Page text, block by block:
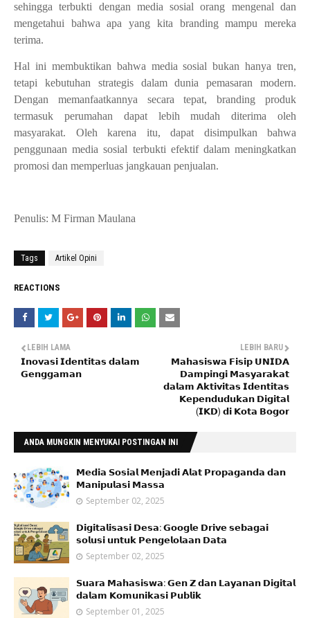
sehingga terbukti dengan media sosial orang mengenal dan
mengetahui bahwa apa yang kita branding mampu mereka
terima.
Hal ini membuktikan bahwa media sosial bukan hanya tren,
tetapi kebutuhan strategis dalam dunia pemasaran modern.
Dengan memanfaatkannya secara tepat, branding produk
termasuk perumahan dapat lebih mudah diterima oleh
masyarakat. Oleh karena itu, dapat disimpulkan bahwa
penggunaan media sosial terbukti efektif dalam meningkatkan
promosi dan memperluas jangkauan penjualan.
Penulis: M Firman Maulana
Tags Artikel Opini
REACTIONS
LEBIH BARU
𝗠𝗮𝗵𝗮𝘀𝗶𝘀𝘄𝗮 𝗙𝗶𝘀𝗶𝗽 𝗨𝗡𝗜𝗗𝗔
𝗗𝗮𝗺𝗽𝗶𝗻𝗴𝗶 𝗠𝗮𝘀𝘆𝗮𝗿𝗮𝗸𝗮𝘁
𝗱𝗮𝗹𝗮𝗺 𝗔𝗸𝘁𝗶𝘃𝗶𝘁𝗮𝘀 𝗜𝗱𝗲𝗻𝘁𝗶𝘁𝗮𝘀
𝗞𝗲𝗽𝗲𝗻𝗱𝘂𝗱𝘂𝗸𝗮𝗻 𝗗𝗶𝗴𝗶𝘁𝗮𝗹
(𝗜𝗞𝗗) 𝗱𝗶 𝗞𝗼𝘁𝗮 𝗕𝗼𝗴𝗼𝗿
LEBIH LAMA
𝗜𝗻𝗼𝘃𝗮𝘀𝗶 𝗜𝗱𝗲𝗻𝘁𝗶𝘁𝗮𝘀 𝗱𝗮𝗹𝗮𝗺
𝗚𝗲𝗻𝗴𝗴𝗮𝗺𝗮𝗻
ANDA MUNGKIN MENYUKAI POSTINGAN INI
𝗠𝗲𝗱𝗶𝗮 𝗦𝗼𝘀𝗶𝗮𝗹 𝗠𝗲𝗻𝗷𝗮𝗱𝗶 𝗔𝗹𝗮𝘁 𝗣𝗿𝗼𝗽𝗮𝗴𝗮𝗻𝗱𝗮 𝗱𝗮𝗻
𝗠𝗮𝗻𝗶𝗽𝘂𝗹𝗮𝘀𝗶 𝗠𝗮𝘀𝘀𝗮
September 02, 2025
𝗗𝗶𝗴𝗶𝘁𝗮𝗹𝗶𝘀𝗮𝘀𝗶 𝗗𝗲𝘀𝗮: 𝗚𝗼𝗼𝗴𝗹𝗲 𝗗𝗿𝗶𝘃𝗲 𝘀𝗲𝗯𝗮𝗴𝗮𝗶
𝘀𝗼𝗹𝘂𝘀𝗶 𝘂𝗻𝘁𝘂𝗸 𝗣𝗲𝗻𝗴𝗲𝗹𝗼𝗹𝗮𝗮𝗻 𝗗𝗮𝘁𝗮
September 02, 2025
𝗦𝘂𝗮𝗿𝗮 𝗠𝗮𝗵𝗮𝘀𝗶𝘀𝘄𝗮: 𝗚𝗲𝗻 𝗭 𝗱𝗮𝗻 𝗟𝗮𝘆𝗮𝗻𝗮𝗻 𝗗𝗶𝗴𝗶𝘁𝗮𝗹
𝗱𝗮𝗹𝗮𝗺 𝗞𝗼𝗺𝘂𝗻𝗶𝗸𝗮𝘀𝗶 𝗣𝘂𝗯𝗹𝗶𝗸
September 01, 2025